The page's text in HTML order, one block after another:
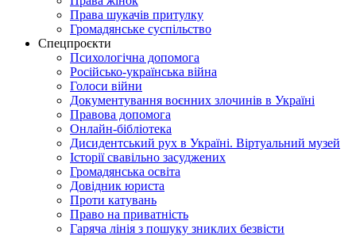
Права шукачів притулку
Громадянське суспільство
Спецпроєкти
Психологічна допомога
Російсько-українська війна
Голоси війни
Документування воєнних злочинів в Україні
Правова допомога
Онлайн-бібліотека
Дисидентський рух в Україні. Віртуальний музей
Історії свавільно засуджених
Громадянська освіта
Довідник юриста
Проти катувань
Право на приватність
Гаряча лінія з пошуку зниклих безвісти